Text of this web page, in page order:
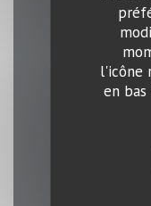
l'icône
en bas